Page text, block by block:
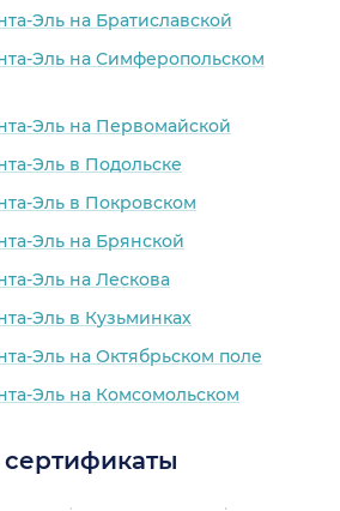
Эль на Братиславской
Эль на Симферопольском
Эль на Первомайской
Эль в Подольске
Эль в Покровском
Эль на Брянской
Эль на Лескова
Эль в Кузьминках
Эль на Октябрьском поле
Эль на Комсомольском